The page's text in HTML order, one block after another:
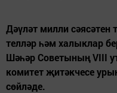
Дәүләт милли
телләр һәм халыклар
Шәһәр Советының VIII
комитет җитәкчесе
сөйләде.